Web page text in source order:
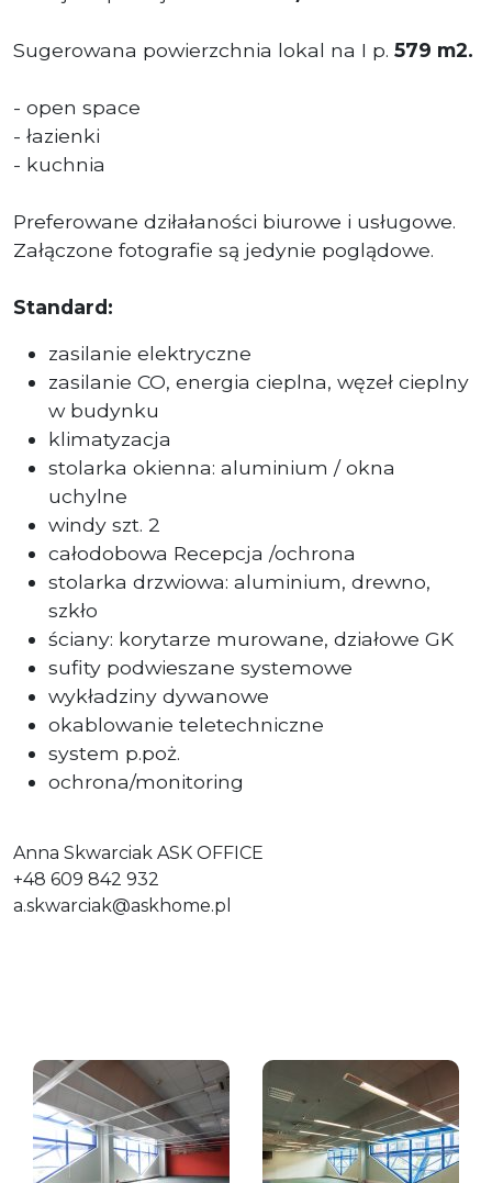
Sugerowana powierzchnia lokal na I p. 579 m2.
- open space
- łazienki
- kuchnia
Preferowane dziłałaności biurowe i usługowe.
Załączone fotografie są jedynie poglądowe.
Standard:
zasilanie elektryczne
zasilanie CO, energia cieplna, węzeł cieplny
w budynku
klimatyzacja
stolarka okienna: aluminium / okna
uchylne
windy szt. 2
całodobowa Recepcja /ochrona
stolarka drzwiowa: aluminium, drewno,
szkło
ściany: korytarze murowane, działowe GK
sufity podwieszane systemowe
wykładziny dywanowe
okablowanie teletechniczne
system p.poż.
ochrona/monitoring
Anna Skwarciak ASK OFFICE
+48 609 842 932
a.skwarciak@askhome.pl